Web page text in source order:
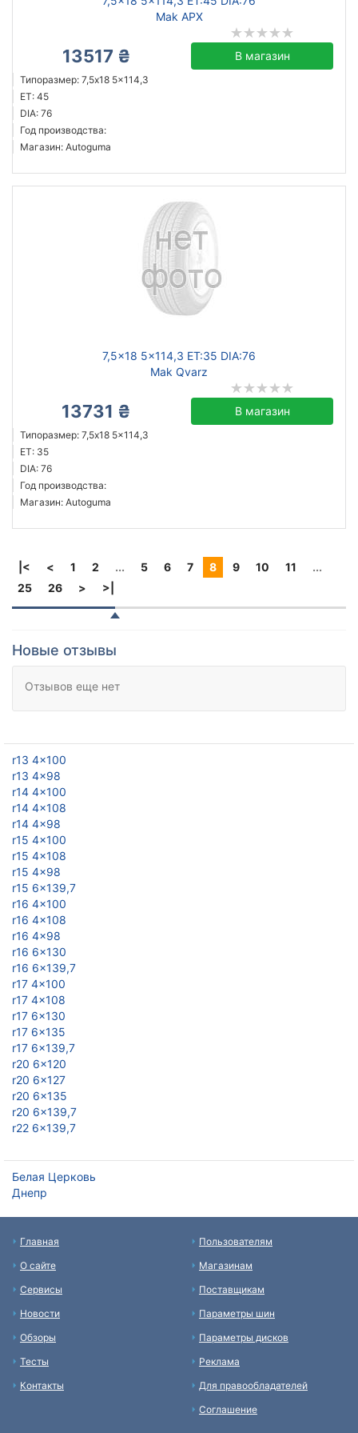
Mak APX
13517 ₴ В магазин
Типоразмер: 7,5x18 5x114,3
ET: 45
DIA: 76
Год производства:
Магазин: Autoguma
7,5x18 5x114,3 ET:35 DIA:76
Mak Qvarz
13731 ₴ В магазин
Типоразмер: 7,5x18 5x114,3
ET: 35
DIA: 76
Год производства:
Магазин: Autoguma
|< < 1 2 ... 5 6 7 8 9 10 11
...
25
26 > >|
Новые отзывы
Отзывов еще нет
r13 4x100
r13 4x98
r14 4x100
r14 4x108
r14 4x98
r15 4x100
r15 4x108
r15 4x98
r15 6x139,7
r16 4x100
r16 4x108
r16 4x98
r16 6x130
r16 6x139,7
r17 4x100
r17 4x108
r17 6x130
r17 6x135
r17 6x139,7
r20 6x120
r20 6x127
r20 6x135
r20 6x139,7
r22 6x139,7
Белая Церковь
Днепр
Главная
О сайте
Сервисы
Новости
Обзоры
Тесты
Контакты
Пользователям
Магазинам
Поставщикам
Параметры шин
Параметры дисков
Реклама
Для правообладателей
Соглашение